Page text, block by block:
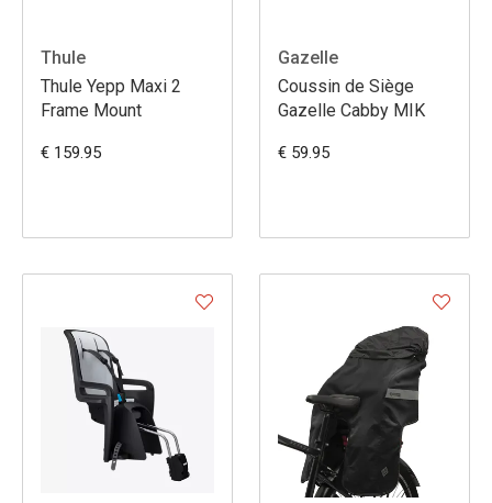
Thule
Thule Yepp Maxi 2
Frame Mount
€ 159.95
Gazelle
Coussin de Siège
Gazelle Cabby MIK
€ 59.95